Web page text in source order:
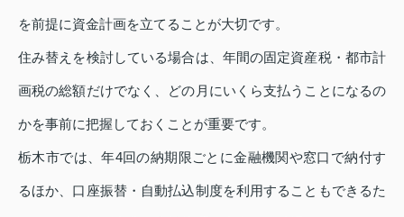
を前提に資金計画を立てることが大切です。
住み替えを検討している場合は、年間の固定資産税・都市計
画税の総額だけでなく、どの月にいくら支払うことになるの
かを事前に把握しておくことが重要です。
栃木市では、年4回の納期限ごとに金融機関や窓口で納付す
るほか、口座振替・自動払込制度を利用することもできるた